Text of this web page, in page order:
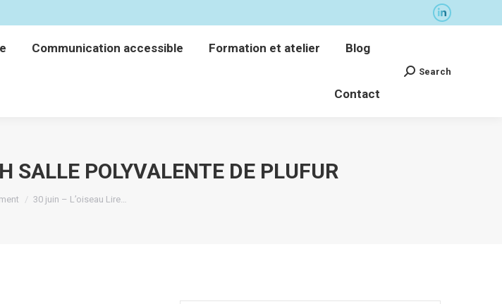
La
s'ouvre
Communication accessible Formation et atelier Blog
Contact
Recherche
Search
SALLE POLYVALENTE DE PLUFUR
30 juin – L’oiseau Lire…
Communication accessible Formation et atelier Blog